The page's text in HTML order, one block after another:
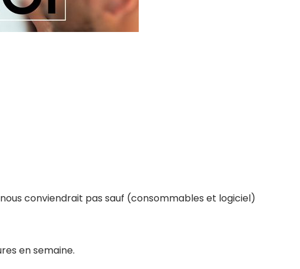
conviendrait pas sauf (consommables et logiciel)
en semaine.